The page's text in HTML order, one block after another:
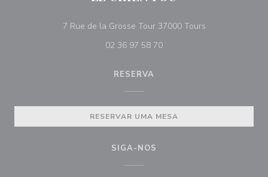
7 Rue de la Grosse Tour 37000 Tours((abre numa
02 36 97 58 70
RESERVA
RESERVAR UMA MESA
SIGA-NOS